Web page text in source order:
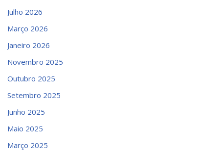
Julho 2026
Março 2026
Janeiro 2026
Novembro 2025
Outubro 2025
Setembro 2025
Junho 2025
Maio 2025
Março 2025